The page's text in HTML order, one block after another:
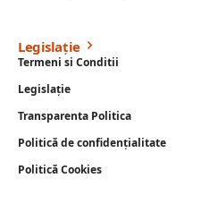
Legislație
Termeni si Conditii
Legislație
Transparenta Politica
Politică de confidențialitate
Politică Cookies